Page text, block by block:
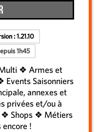
:1.21.10
1h45
❖ Armes et
Events Saisonniers
annexes et
privées et/ou à
❖ Shops ❖ Métiers
!